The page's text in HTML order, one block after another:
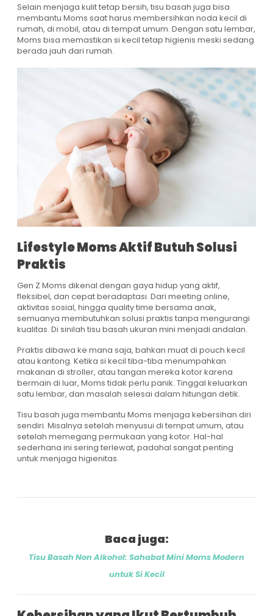
Selain menjaga kulit tetap bersih, tisu basah juga bisa
membantu Moms saat harus membersihkan noda kecil di
rumah, di mobil, atau di tempat umum. Dengan satu lembar,
Moms bisa memastikan si kecil tetap higienis meski sedang
berada jauh dari rumah.
Lifestyle Moms Aktif Butuh Solusi
Praktis
Gen Z Moms dikenal dengan gaya hidup yang aktif,
fleksibel, dan cepat beradaptasi. Dari meeting online,
aktivitas sosial, hingga quality time bersama anak,
semuanya membutuhkan solusi praktis tanpa mengurangi
kualitas. Di sinilah tisu basah ukuran mini menjadi andalan.
Praktis dibawa ke mana saja, bahkan muat di pouch kecil
atau kantong. Ketika si kecil tiba-tiba menumpahkan
makanan di stroller, atau tangan mereka kotor karena
bermain di luar, Moms tidak perlu panik. Tinggal keluarkan
satu lembar, dan masalah selesai dalam hitungan detik.
Tisu basah juga membantu Moms menjaga kebersihan diri
sendiri. Misalnya setelah menyusui di tempat umum, atau
setelah memegang permukaan yang kotor. Hal-hal
sederhana ini sering terlewat, padahal sangat penting
untuk menjaga higienitas.
Baca juga:
Tisu Basah Non Alkohol: Sahabat Mini Moms Modern
untuk Si Kecil